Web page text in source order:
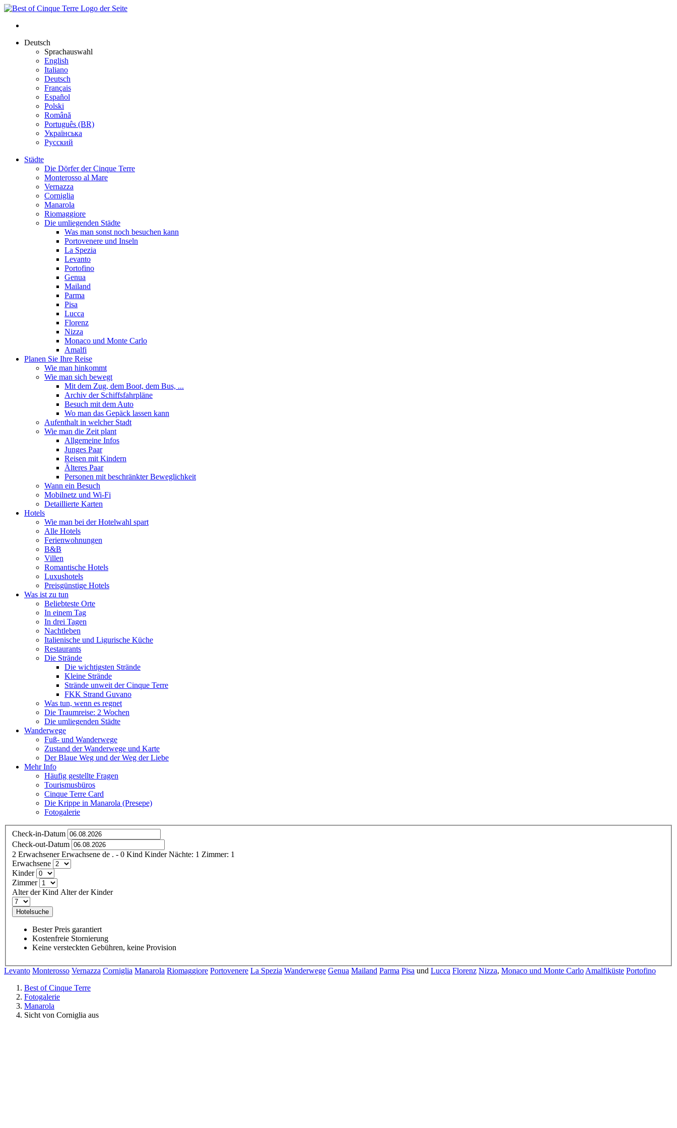
Deutsch
Sprachauswahl
English
Italiano
Deutsch
Français
Español
Polski
Română
Português (BR)
Українська
Русский
Städte
Die Dörfer der Cinque Terre
Monterosso al Mare
Vernazza
Corniglia
Manarola
Riomaggiore
Die umliegenden Städte
Was man sonst noch besuchen kann
Portovenere und Inseln
La Spezia
Levanto
Portofino
Genua
Mailand
Parma
Pisa
Lucca
Florenz
Nizza
Monaco und Monte Carlo
Amalfi
Planen Sie Ihre Reise
Wie man hinkommt
Wie man sich bewegt
Mit dem Zug, dem Boot, dem Bus, ...
Archiv der Schiffsfahrpläne
Besuch mit dem Auto
Wo man das Gepäck lassen kann
Aufenthalt in welcher Stadt
Wie man die Zeit plant
Allgemeine Infos
Junges Paar
Reisen mit Kindern
Älteres Paar
Personen mit beschränkter Beweglichkeit
Wann ein Besuch
Mobilnetz und Wi-Fi
Detaillierte Karten
Hotels
Wie man bei der Hotelwahl spart
Alle Hotels
Ferienwohnungen
B&B
Villen
Romantische Hotels
Luxushotels
Preisgünstige Hotels
Was ist zu tun
Beliebteste Orte
In einem Tag
In drei Tagen
Nachtleben
Italienische und Ligurische Küche
Restaurants
Die Strände
Die wichtigsten Strände
Kleine Strände
Strände unweit der Cinque Terre
FKK Strand Guvano
Was tun, wenn es regnet
Die Traumreise: 2 Wochen
Die umliegenden Städte
Wanderwege
Fuß- und Wanderwege
Zustand der Wanderwege und Karte
Der Blaue Weg und der Weg der Liebe
Mehr Info
Häufig gestellte Fragen
Tourismusbüros
Cinque Terre Card
Die Krippe in Manarola (Presepe)
Fotogalerie
Check-in-Datum
Check-out-Datum
2 Erwachsener Erwachsene de . - 0 Kind Kinder Nächte: 1 Zimmer: 1
Erwachsene
Kinder
Zimmer
Alter der Kind Alter der Kinder
Hotelsuche
Bester Preis garantiert
Kostenfreie Stornierung
Keine versteckten Gebühren, keine Provision
Levanto Monterosso Vernazza Corniglia Manarola Riomaggiore Portovenere La Spezia Wanderwege Genua Mailand Parma Pisa und Lucca Florenz Nizza, Monaco und Monte Carlo Amalfiküste Portofino
Best of Cinque Terre
Fotogalerie
Manarola
Sicht von Corniglia aus